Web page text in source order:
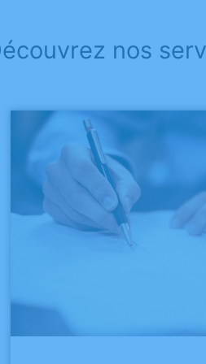
nos